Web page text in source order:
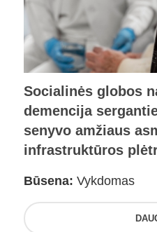
Socialinės globos
demencija
senyvo amžiaus
infrastruktūros
Būsena: Vykdomas